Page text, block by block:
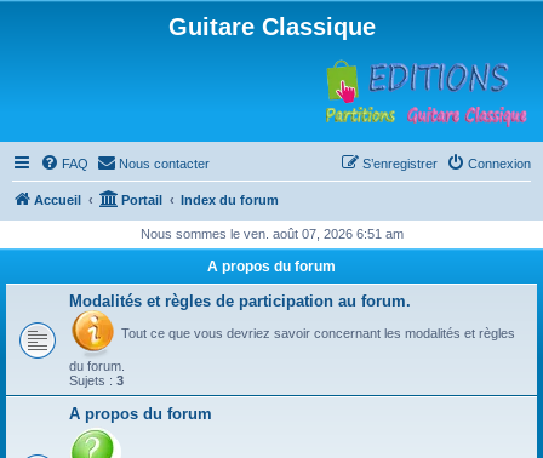
Guitare Classique
FAQ Nous contacter Connexion
S’enregistrer
Accueil Portail Index du forum
Nous sommes le ven. août 07, 2026 6:51 am
A propos du forum
Modalités et règles de participation au forum.
Tout ce que vous devriez savoir concernant les modalités et règles
du forum.
Sujets : 3
A propos du forum